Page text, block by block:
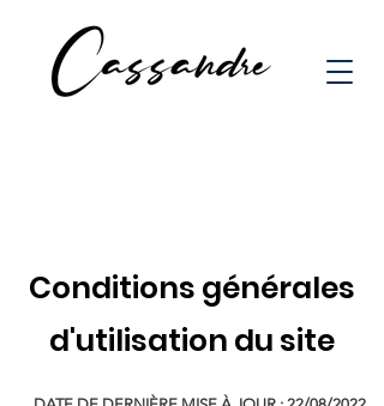
Conditions générales
d'utilisation du site